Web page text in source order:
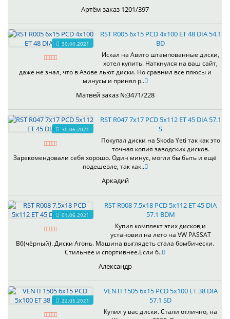
Артём заказ 1201/397
30.06.2021
RST R005 6x15 PCD 4x100 ET 48 DIA 54.1
BD
Искал на Авито штампованные диски,
хотел купить. Наткнулся на ваш сайт,
даже не знал, что в Азове льют диски. Но сравнил все плюсы и
минусы и принял р..
Матвей заказ №3471/228
30.06.2021
RST R047 7x17 PCD 5x112 ET 45 DIA 57.1
S
Покупал диски на Skoda Yeti так как это
точная копия заводских дисков.
Зарекомендовали себя хорошо. Один минус, могли бы быть и ещё
подешевле, так как..
Аркадий
01.06.2021
RST R008 7.5x18 PCD 5x112 ET 45 DIA
57.1 BDM
Купил комплект этих дисков,и
установил на лето на VW PASSAT
B6(чёрный). Диски Агонь. Машина выглядеть стала бомбически.
Стильнее и спортивнее.Если б..
Александр
22.05.2021
VENTI 1505 6x15 PCD 5x100 ET 38 DIA
57.1 SD
Купил у вас диски. Стали отлично, на